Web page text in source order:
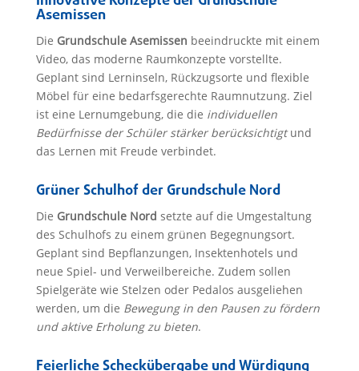
Asemissen
Die Grundschule Asemissen beeindruckte mit einem
Video, das moderne Raumkonzepte vorstellte.
Geplant sind Lerninseln, Rückzugsorte und flexible
Möbel für eine bedarfsgerechte Raumnutzung. Ziel
ist eine Lernumgebung, die die individuellen
Bedürfnisse der Schüler stärker berücksichtigtund
das Lernen mit Freude verbindet.
Grüner Schulhof der Grundschule Nord
Die Grundschule Nord setzte auf die Umgestaltung
des Schulhofs zu einem grünen Begegnungsort.
Geplant sind Bepflanzungen, Insektenhotels und
neue Spiel- und Verweilbereiche. Zudem sollen
Spielgeräte wie Stelzen oder Pedalos ausgeliehen
werden, um die Bewegung in den Pausen zu fördern
und aktive Erholung zu bieten.